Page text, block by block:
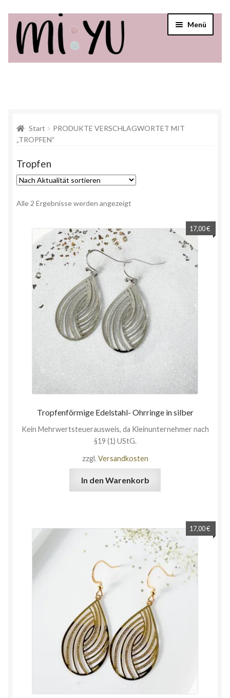
Menü
Über mi:yu
Start
PRODUKTE VERSCHLAGWORTET MIT
„TROPFEN“
Tropfen
Alle 2 Ergebnisse werden angezeigt
Tropfenförmige Edelstahl- Ohrringe in silber
17,00€
Kein Mehrwertsteuerausweis, da Kleinunternehmer nach
§19 (1) UStG.
zzgl.Versandkosten
In den Warenkorb
17,00€